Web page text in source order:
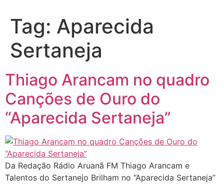
Tag: Aparecida
Sertaneja
Thiago Arancam no quadro
Canções de Ouro do
“Aparecida Sertaneja”
Da Redação Rádio Aruanã FM Thiago Arancam e
Talentos do Sertanejo Brilham no “Aparecida Sertaneja”